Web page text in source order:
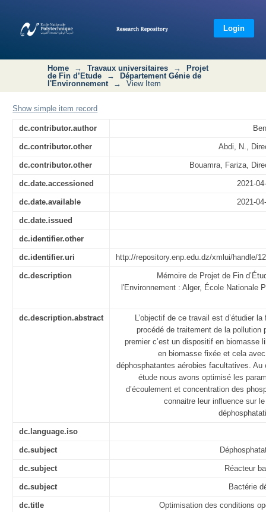
opératoires de la déphosphatation en
présence de biomasse
Login
Home → Travaux universitaires →
Projet
de Fin d’Etude
→
Département Génie de
l'Environnement
→ View Item
Show simple item record
dc.contributor.author
dc.contributor.other Abdi, N.,
dc.contributor.other Bouamra, Fariza,
dc.date.accessioned 2021-
dc.date.available 2021-
dc.date.issued
dc.identifier.other
dc.identifier.uri http://repository.enp.edu.dz/xmlui/handle/
dc.description
Mémoire de Projet de Fin
l'Environnement : Alger, École Nationale
dc.description.abstract
L’objectif de ce travail est d’étudier la
procédé de traitement de la pollution
premier c’est un dispositif en biomasse
en biomasse fixée et cela
déphosphatantes aérobies facultatives. Au
étude nous avons optimisé les
d’écoulement et concentration des
connaitre leur influence sur
dc.language.iso
dc.subject
dc.subject Réacteur
dc.subject Bactérie
dc.title
Optimisation des conditions